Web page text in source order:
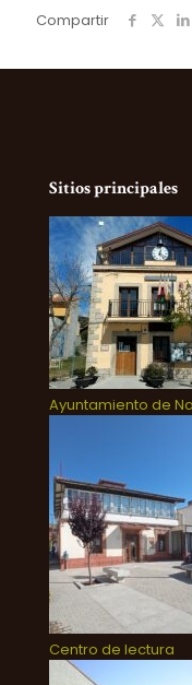
Compartir
Sitios principales
Ayuntamiento de
Centro de lectura